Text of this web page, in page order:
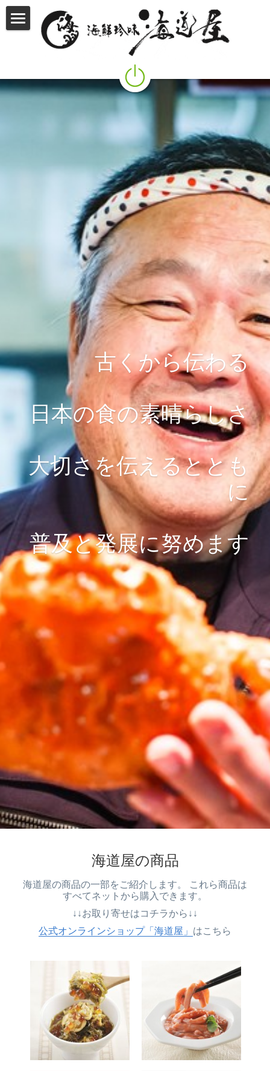
商品紹介
店舗情報
アクセス
お問い合わせ
公式オンラインショップ
古くから伝わる
日本の食の素晴らしさ
大切さを伝えるととも
に
普及と発展に努めます
海道屋の商品
海道屋の商品の一部をご紹介します。 これら商品は
すべてネットから購入できます。
↓↓お取り寄せはコチラから↓↓
公式オンラインショップ「海道屋」 はこちら